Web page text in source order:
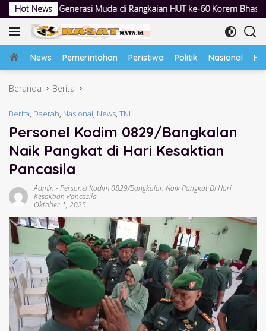
Langsung
ke
konten
Hot News
di Rangkaian HUT ke-60 Korem Bhaskara Jaya Lewat
Home
News Pemerintahan Peristiwa Politik Nasional
Beranda Berita
Berita, Daerah, Nasional, News, TNI
Personel Kodim 0829/Bangkalan
Naik Pangkat di Hari Kesaktian
Pancasila
Admin -Personel Kodim 0829/Bangkalan Naik Pangkat Di Hari
Kesaktian Pancasila
Oktober 1, 2025